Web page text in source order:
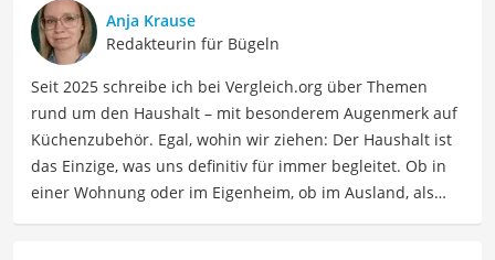
als Expertin bei Vergleichen zu den Themen
Wohnungsreinigung, Haushaltszubehör, Vorrat und
Aufbewahrung, Textilpflege, Wäsche und Bügeln. In ihrer
Freizeit ordnet Sabine nicht nur ihren eigenen Haushalt,
sondern liest auch sehr gern. Wenn sie auf einem Gebiet
keine minimalistische Neigung hat, dann bei Büchern.
Der Braun-Bügeleisen-Vergleich ist aus unserer Sicht
besonders empfehlenswert fürFaltengeplagte.
Anja Krause
Redakteurin für Bügeln
Seit 2025 schreibe ich bei Vergleich.org über Themen
rund um den Haushalt – mit besonderem Augenmerk auf
Küchenzubehör. Egal, wohin wir ziehen: Der Haushalt ist
das Einzige, was uns definitiv für immer begleitet. Ob in
einer Wohnung oder im Eigenheim, ob im Ausland, als